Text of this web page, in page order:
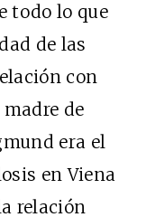
todo lo que
de las
con
de
era el
en Viena
relación